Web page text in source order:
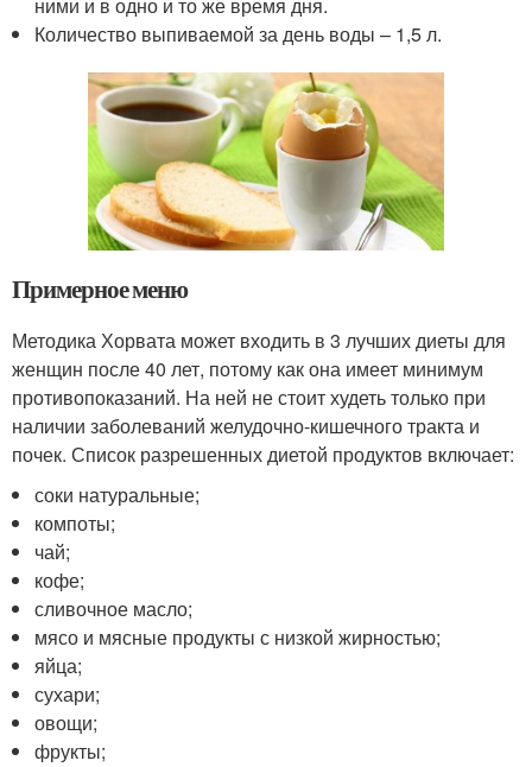
Количество выпиваемой за день воды – 1,5 л.
Примерное меню
Методика Хорвата может входить в 3 лучших диеты для
женщин после 40 лет, потому как она имеет минимум
противопоказаний. На ней не стоит худеть только при
наличии заболеваний желудочно-кишечного тракта и
почек. Список разрешенных диетой продуктов включает:
соки натуральные;
компоты;
чай;
кофе;
сливочное масло;
мясо и мясные продукты с низкой жирностью;
яйца;
сухари;
овощи;
фрукты;